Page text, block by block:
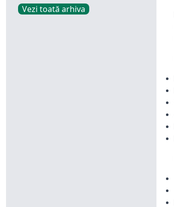
Vezi toată arhiva